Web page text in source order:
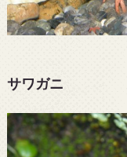
サワガニ